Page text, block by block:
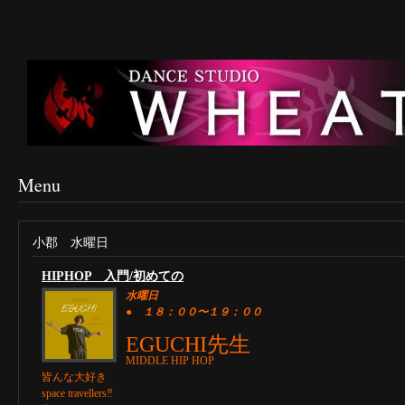
Menu
小郡 水曜日
HIPHOP 入門/初めての
水曜日
● １８：００〜１９：０ ０
EGUCHI先生
MIDDLE HIP HOP
皆んな大好き
space travellers‼︎